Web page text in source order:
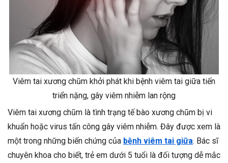
Viêm tai xương chũm khởi phát khi bệnh viêm tai giữa tiến
triển nặng, gây viêm nhiễm lan rộng
Viêm tai xương chũm là tình trạng tế bào xương chũm bị vi
khuẩn hoặc virus tấn công gây viêm nhiễm. Đây được xem là
một trong những biến chứng của bệnh viêm tai giữa. Bác sĩ
chuyên khoa cho biết, trẻ em dưới 5 tuổi là đối tượng dễ mắc